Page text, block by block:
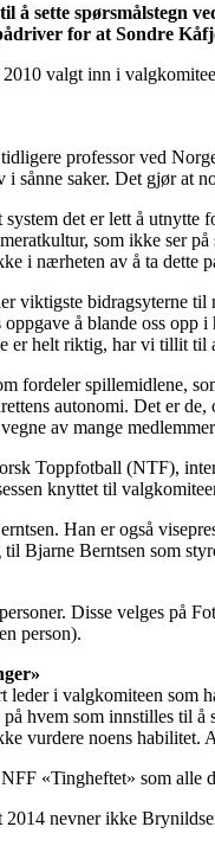
sette spørsmålstegn
for at Sondre
valgt inn i
professor ved
i sånne saker. Det gjør at
system det er lett å utnytte
som ikke ser
i nærheten av å ta dette
viktigste bidragsyterne
å blande oss opp
er helt riktig, har vi tillit
fordeler spillemidlene,
autonomi. Det er
av mange
Toppfotball (NTF),
knyttet til
Han er også
Bjarne Berntsen som
Disse velges på
person).
leder i valgkomiteen som
hvem som innstilles til
vurdere noens habilitet.
«Tingheftet» som alle
nevner ikke